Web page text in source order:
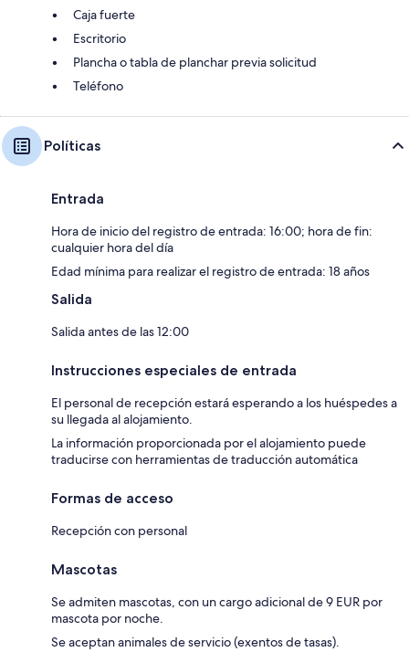
Caja fuerte
Escritorio
Plancha o tabla de planchar previa solicitud
Teléfono
Políticas
Entrada
Hora de inicio del registro de entrada: 16:00; hora de fin:
cualquier hora del día
Edad mínima para realizar el registro de entrada: 18 años
Salida
Salida antes de las 12:00
Instrucciones especiales de entrada
El personal de recepción estará esperando a los huéspedes a
su llegada al alojamiento.
La información proporcionada por el alojamiento puede
traducirse con herramientas de traducción automática
Formas de acceso
Recepción con personal
Mascotas
Se admiten mascotas, con un cargo adicional de 9 EUR por
mascota por noche.
Se aceptan animales de servicio (exentos de tasas).